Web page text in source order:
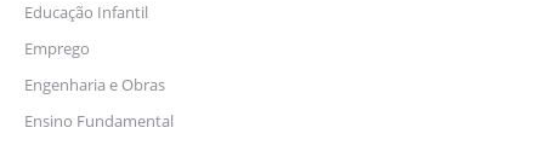
Educação Infantil
Emprego
Engenharia e Obras
Ensino Fundamental